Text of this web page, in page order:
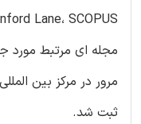
مجله ای مرتبط مورد
ثبت شد.